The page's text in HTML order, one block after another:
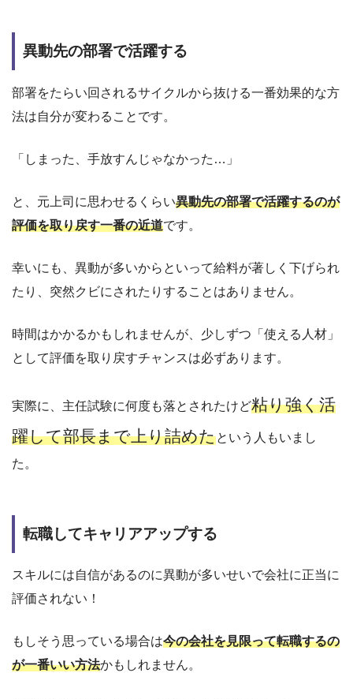
異動先の部署で活躍する
部署をたらい回されるサイクルから抜ける一番効果的な方
法は自分が変わることです。
「しまった、手放すんじゃなかった…」
と、元上司に思わせるくらい異動先の部署で活躍するのが
評価を取り戻す一番の近道です。
幸いにも、異動が多いからといって給料が著しく下げられ
たり、突然クビにされたりすることはありません。
時間はかかるかもしれませんが、少しずつ「使える人材」
として評価を取り戻すチャンスは必ずあります。
実際に、主任試験に何度も落とされたけど粘り強く活
躍して部長まで上り詰めたという人もいまし
た。
転職してキャリアアップする
スキルには自信があるのに異動が多いせいで会社に正当に
評価されない！
もしそう思っている場合は今の会社を見限って転職するの
が一番いい方法かもしれません。